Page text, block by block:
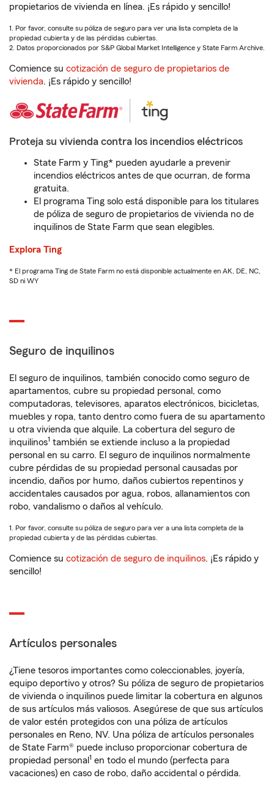
propietarios de vivienda en línea. ¡Es rápido y sencillo!
1. Por favor, consulte su póliza de seguro para ver una lista completa de la
propiedad cubierta y de las pérdidas cubiertas.
2. Datos proporcionados por S&P Global Market Intelligence y State Farm Archive.
Comience su cotización de seguro de propietarios de
vivienda. ¡Es rápido y sencillo!
Proteja su vivienda contra los incendios eléctricos
State Farm y Ting* pueden ayudarle a prevenir
incendios eléctricos antes de que ocurran, de forma
gratuita.
El programa Ting solo está disponible para los titulares
de póliza de seguro de propietarios de vivienda no de
inquilinos de State Farm que sean elegibles.
Explora Ting
* El programa Ting de State Farm no está disponible actualmente en AK, DE, NC,
SD ni WY
Seguro de inquilinos
El seguro de inquilinos, también conocido como seguro de
apartamentos, cubre su propiedad personal, como
computadoras, televisores, aparatos electrónicos, bicicletas,
muebles y ropa, tanto dentro como fuera de su apartamento
u otra vivienda que alquile. La cobertura del seguro de
inquilinos1 también se extiende incluso a la propiedad
personal en su carro. El seguro de inquilinos normalmente
cubre pérdidas de su propiedad personal causadas por
incendio, daños por humo, daños cubiertos repentinos y
accidentales causados por agua, robos, allanamientos con
robo, vandalismo o daños al vehículo.
1. Por favor, consulte su póliza de seguro para ver a una lista completa de la
propiedad cubierta y de las pérdidas cubiertas.
Comience su cotización de seguro de inquilinos. ¡Es rápido y
sencillo!
Artículos personales
¿Tiene tesoros importantes como coleccionables, joyería,
equipo deportivo y otros? Su póliza de seguro de propietarios
de vivienda o inquilinos puede limitar la cobertura en algunos
de sus artículos más valiosos. Asegúrese de que sus artículos
de valor estén protegidos con una póliza de artículos
personales en Reno, NV. Una póliza de artículos personales
de State Farm® puede incluso proporcionar cobertura de
propiedad personal 1 en todo el mundo (perfecta para
vacaciones) en caso de robo, daño accidental o pérdida.